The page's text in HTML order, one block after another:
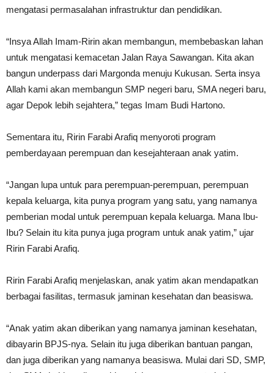
mengatasi permasalahan infrastruktur dan pendidikan.
“Insya Allah Imam-Ririn akan membangun, membebaskan lahan
untuk mengatasi kemacetan Jalan Raya Sawangan. Kita akan
bangun underpass dari Margonda menuju Kukusan. Serta insya
Allah kami akan membangun SMP negeri baru, SMA negeri baru,
agar Depok lebih sejahtera,” tegas Imam Budi Hartono.
Sementara itu, Ririn Farabi Arafiq menyoroti program
pemberdayaan perempuan dan kesejahteraan anak yatim.
“Jangan lupa untuk para perempuan-perempuan, perempuan
kepala keluarga, kita punya program yang satu, yang namanya
pemberian modal untuk perempuan kepala keluarga. Mana Ibu-
Ibu? Selain itu kita punya juga program untuk anak yatim,” ujar
Ririn Farabi Arafiq.
Ririn Farabi Arafiq menjelaskan, anak yatim akan mendapatkan
berbagai fasilitas, termasuk jaminan kesehatan dan beasiswa.
“Anak yatim akan diberikan yang namanya jaminan kesehatan,
dibayarin BPJS-nya. Selain itu juga diberikan bantuan pangan,
dan juga diberikan yang namanya beasiswa. Mulai dari SD, SMP,